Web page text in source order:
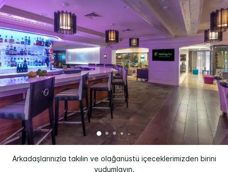
Arkadaşlarınızla takılın ve olağanüstü içeceklerimizden birini
yudumlayın.